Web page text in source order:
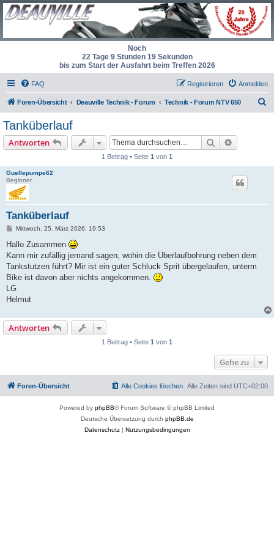
Noch
22 Tage 9 Stunden 19 Sekunden
bis zum Start der Ausfahrt beim Treffen 2026
FAQ Anmelden
Registrieren
Foren-Übersicht Deauville Technik - Forum Technik - Forum NTV 650
Tanküberlauf
Antworten Suche
1 Beitrag • Seite 1 von 1
Guellepumpe62
Beginner
Tanküberlauf
B
i
r
a
Mittwoch, 25. März 2026, 19:53
Hallo Zusammen
Kann mir zufällig jemand sagen, wohin die Überlaufbohrung neben dem
Tankstutzen führt? Mir ist ein guter Schluck Sprit übergelaufen, unterm
Bike ist davon aber nichts angekommen.
LG
Helmut
Antworten
1 Beitrag • Seite 1 von 1
Gehe zu
Foren-Übersicht Alle Zeiten sind UTC+02:00
Alle Cookies löschen
Powered by phpBB® Forum Software © phpBB Limited
Deutsche Übersetzung durch phpBB.de
Datenschutz| Nutzungsbedingungen